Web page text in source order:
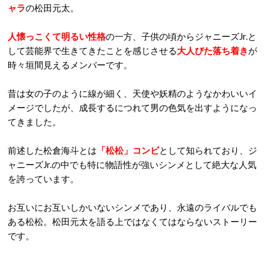
ャラの松田元太。
人懐っこくて明るい性格の一方、子供の頃からジャニーズJr.と
して芸能界で生きてきたことを感じさせる大人びた落ち着きが
時々垣間見えるメンバーです。
昔は女の子のように線が細く、天使や妖精のようなかわいいイ
メージでしたが、成長するにつれて男の色気を出すようになっ
てきました。
前述した松倉海斗とは 「松松」コンビとして知られており、ジ
ャニーズJr.の中でも特に物語性が強いシンメとして絶大な人気
を誇っています。
お互いにお互いしかいないシンメであり、永遠のライバルでも
ある松松。松田元太を語る上ではなくてはならないストーリー
です。